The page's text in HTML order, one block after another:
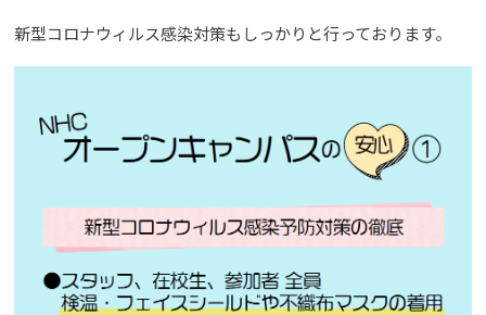
新型コロナウィルス感染対策もしっかりと行っております。